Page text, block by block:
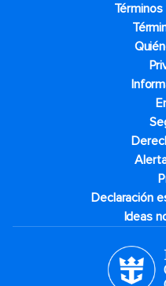
Declaración
Ideas